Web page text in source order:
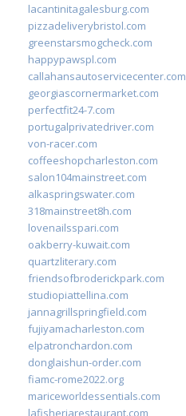
lacantinitagalesburg.com
pizzadeliverybristol.com
greenstarsmogcheck.com
happypawspl.com
callahansautoservicecenter.com
georgiascornermarket.com
perfectfit24-7.com
portugalprivatedriver.com
von-racer.com
coffeeshopcharleston.com
salon104mainstreet.com
alkaspringswater.com
318mainstreet8h.com
lovenailsspari.com
oakberry-kuwait.com
quartzliterary.com
friendsofbroderickpark.com
studiopiattellina.com
jannagrillspringfield.com
fujiyamacharleston.com
elpatronchardon.com
donglaishun-order.com
fiamc-rome2022.org
mariceworldessentials.com
lafisheriarestaurant.com